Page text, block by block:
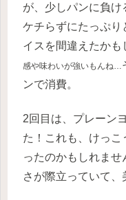
が、少しパンに負
ケチらずにたっぷり
イスを間違えたかも
感や味わいが強いもんね…
ンで消費。
2回目は、プレーン
た！これも、けっ
ったのかもしれま
さが際立っていて、